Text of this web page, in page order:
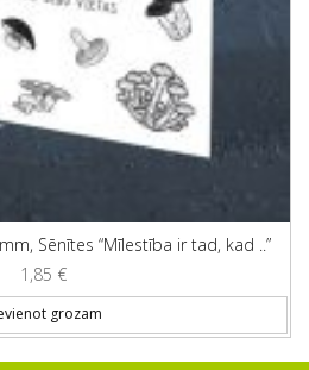
Sēnītes “Mīlestība ir tad, kad ..”
1,85 €
grozam